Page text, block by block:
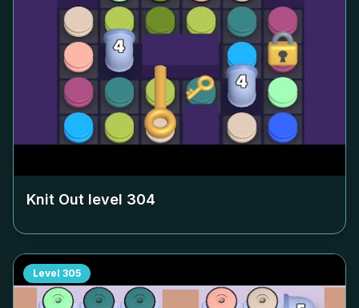
Knit Out level 304
Level 305